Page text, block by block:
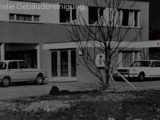
Gebäudereinigung.